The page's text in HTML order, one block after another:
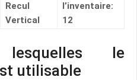
Recul
Vertical
l’inventaire:
12
le
utilisable